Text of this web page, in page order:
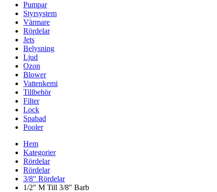
Pumpar
Styrsystem
Värmare
Rördelar
Jets
Belysning
Ljud
Ozon
Blower
Vattenkemi
Tillbehör
Filter
Lock
Spabad
Pooler
Hem
Kategorier
Rördelar
Rördelar
3/8" Rördelar
1/2" M Till 3/8" Barb